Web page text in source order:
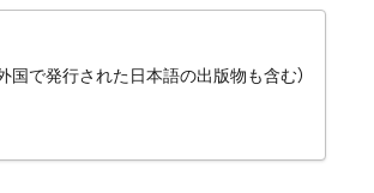
国で発行された日本語の出版物も含む）